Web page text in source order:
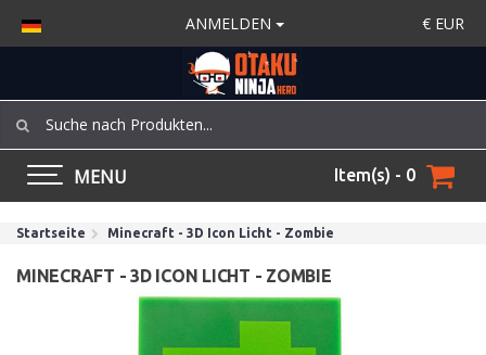
ANMELDEN € EUR
MENU Item(s) - 0
Startseite Minecraft - 3D Icon Licht - Zombie
MINECRAFT - 3D ICON LICHT - ZOMBIE